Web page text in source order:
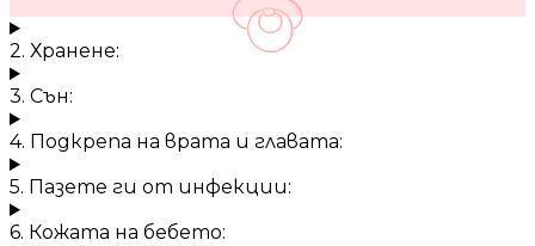
2. Хранене:
3. Сън:
4. Подкрепа на врата и главата:
5. Пазете ги от инфекции:
6. Кожата на бебето: